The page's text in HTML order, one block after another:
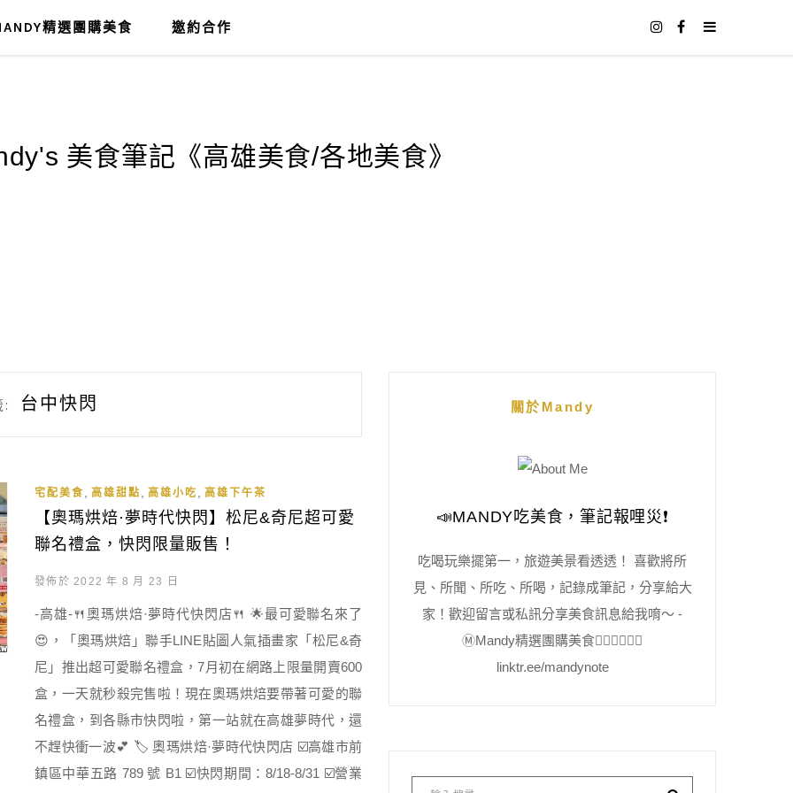
精選團購美食 邀約合作
: 台中快閃
宅配美食 高雄甜點 高雄小吃 高雄下午茶
【奧瑪烘焙·夢時代快閃】松尼&奇尼超可愛
聯名禮盒，快閃限量販售！
發佈於 2022 年 8 月 23 日
-高雄-🍴奧瑪烘焙·夢時代快閃店🍴 🌟最可愛聯名來了
😍，「奧瑪烘焙」聯手LINE貼圖人氣插畫家「松尼&奇
尼」推出超可愛聯名禮盒，7月初在網路上限量開賣600
盒，一天就秒殺完售啦！現在奧瑪烘焙要帶著可愛的聯
名禮盒，到各縣市快閃啦，第一站就在高雄夢時代，還
不趕快衝一波💕 🏷 奧瑪烘焙·夢時代快閃店 ☑️高雄市前
鎮區中華五路 789 號 B1 ☑️快閃期間：8/18-8/31 ☑️營業
關於Mandy
📣MANDY吃美食，筆記報哩災❗️
吃喝玩樂擺第一，旅遊美景看透透！ 喜歡將所
見、所聞、所吃、所喝，記錄成筆記，分享給大
家！歡迎留言或私訊分享美食訊息給我唷～ -
Ⓜ️Mandy精選團購美食👇🏻👇🏻👇🏻
linktr.ee/mandynote